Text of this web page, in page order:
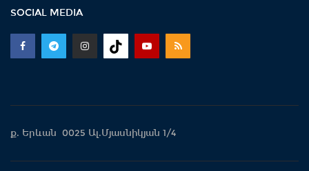
SOCIAL MEDIA
ք. Երևան 0025 Ալ.Մյասնիկյան 1/4